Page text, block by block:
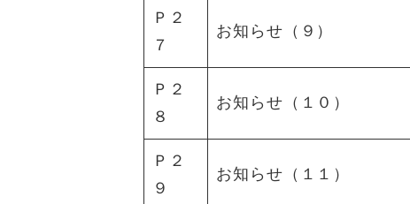
Ｐ２
７
お知らせ（９）
Ｐ２
８
お知らせ（１０）
Ｐ２
９
お知らせ（１１）